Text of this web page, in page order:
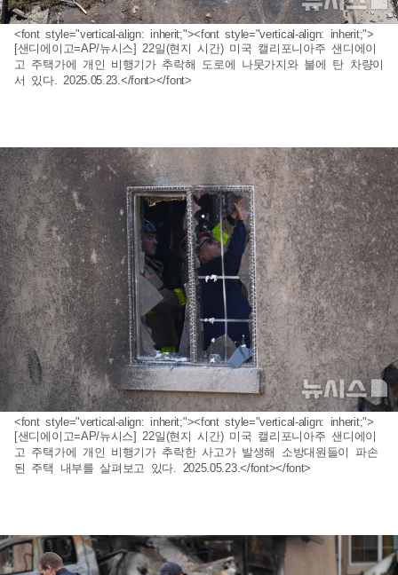
<font style="vertical-align: inherit;"><font style="vertical-align: inherit;">
[샌디에이고=AP/뉴시스] 22일(현지 시간) 미국 캘리포니아주 샌디에이
고 주택가에 개인 비행기가 추락해 도로에 나뭇가지와 불에 탄 차량이
서 있다. 2025.05.23.</font></font>
<font style="vertical-align: inherit;"><font style="vertical-align: inherit;">
[샌디에이고=AP/뉴시스] 22일(현지 시간) 미국 캘리포니아주 샌디에이
고 주택가에 개인 비행기가 추락한 사고가 발생해 소방대원들이 파손
된 주택 내부를 살펴보고 있다. 2025.05.23.</font></font>